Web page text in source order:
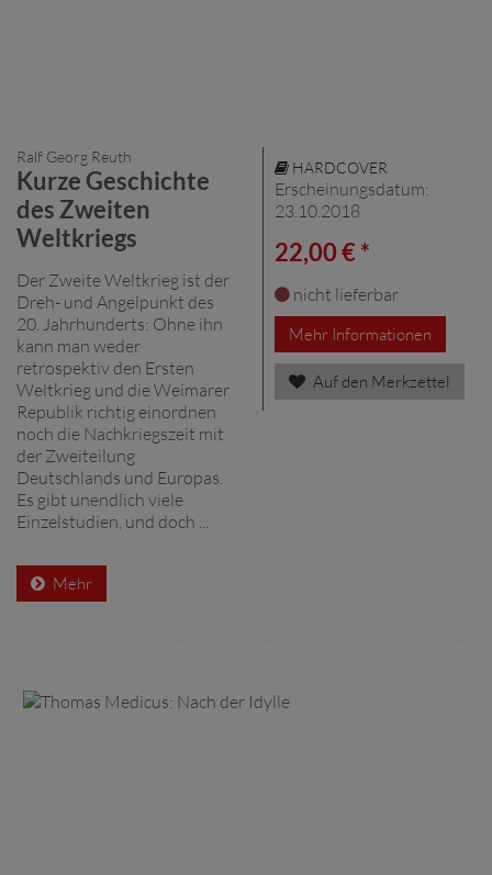
Ralf Georg Reuth
Kurze Geschichte
des Zweiten
Weltkriegs
Der Zweite Weltkrieg ist der
Dreh- und Angelpunkt des
20. Jahrhunderts: Ohne ihn
kann man weder
retrospektiv den Ersten
Weltkrieg und die Weimarer
Republik richtig einordnen
noch die Nachkriegszeit mit
der Zweiteilung
Deutschlands und Europas.
Es gibt unendlich viele
Einzelstudien, und doch ...
Mehr
HARDCOVER
Erscheinungsdatum:
23.10.2018
22,00 € *
nicht lieferbar
Mehr Informationen
Auf den Merkzettel